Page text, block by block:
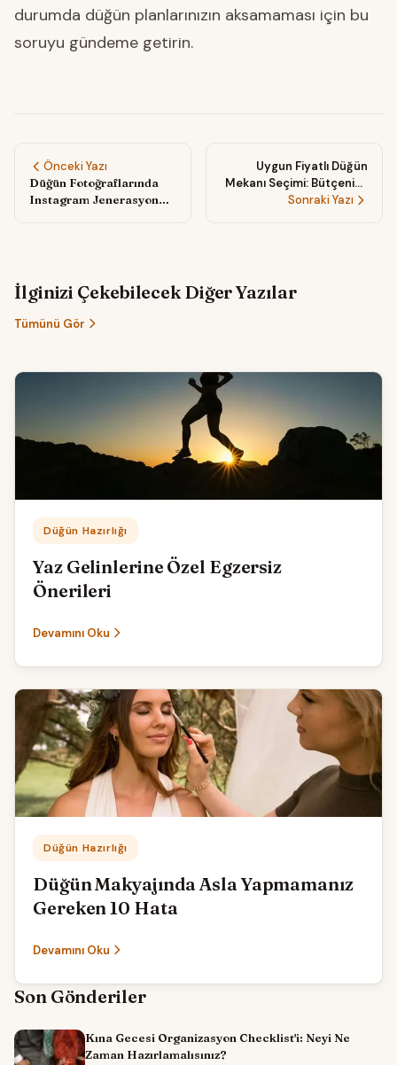
durumda düğün planlarınızın aksamaması için bu
soruyu gündeme getirin.
Önceki Yazı
Düğün Fotoğraflarında
Instagram Jenerasyonu:
Sonraki Yazı
Uygun Fiyatlı Düğün
Mekanı Seçimi: Bütçenize
Uygun Öneriler
İlginizi Çekebilecek Diğer Yazılar
Tümünü Gör
Kategori:
Düğün Hazırlığı
Yaz Gelinlerine Özel Egzersiz
Önerileri
Devamını Oku
Kategori:
Düğün Hazırlığı
Düğün Makyajında Asla Yapmamanız
Gereken 10 Hata
Devamını Oku
Son Gönderiler
Kına Gecesi Organizasyon Checklist'i: Neyi Ne
Zaman Hazırlamalısınız?